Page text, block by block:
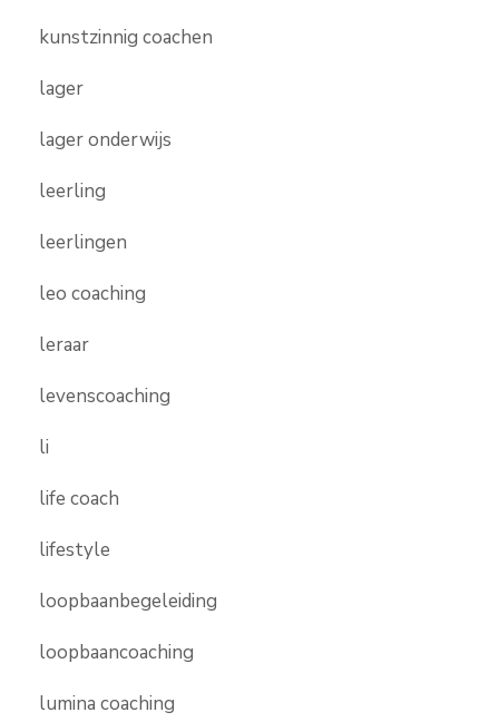
kunstzinnig coachen
lager
lager onderwijs
leerling
leerlingen
leo coaching
leraar
levenscoaching
li
life coach
lifestyle
loopbaanbegeleiding
loopbaancoaching
lumina coaching